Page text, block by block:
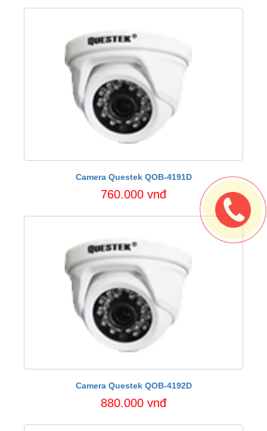
Camera Questek QOB-4191D
760.000 vnđ
Camera Questek QOB-4192D
880.000 vnđ